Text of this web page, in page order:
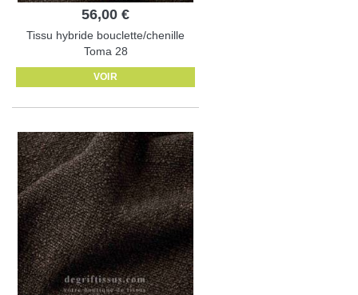
56,00 €
Tissu hybride bouclette/chenille
Toma 28
VOIR